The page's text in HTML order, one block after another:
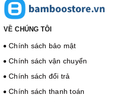
VỀ CHÚNG TÔI
Chính sách bảo mật
Chính sách vận chuyển
Chính sách đổi trả
Chính sách thanh toán